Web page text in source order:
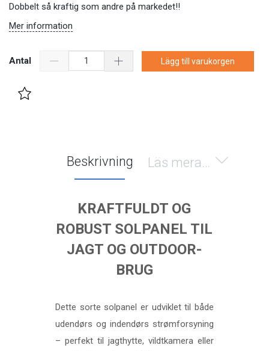
Dobbelt så kraftig som andre på markedet!!
Mer information
Antal Lägg till varukorgen
Läs mera…
Beskrivning
KRAFTFULDT OG
ROBUST SOLPANEL TIL
JAGT OG OUTDOOR-
BRUG
Dette sorte solpanel er udviklet til både
udendørs og indendørs strømforsyning
– perfekt til jagthytte, vildtkamera eller